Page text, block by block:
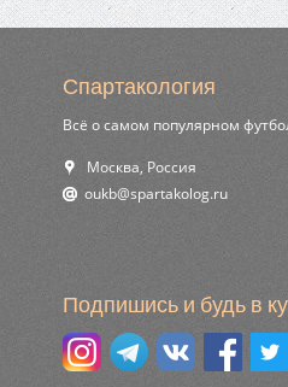
Спартакология
Всё о самом популярном
Москва, Россия
ur.golokatraps@bkuo
Подпишись и будь в